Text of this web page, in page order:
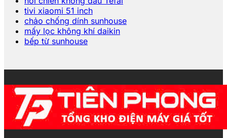
tivi xiaomi 51 inch
chảo chống dính sunhouse
mấy lọc không khí daikin
bếp từ sunhouse